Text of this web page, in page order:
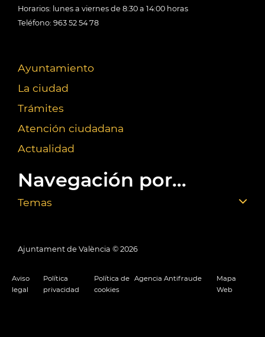
Horarios: lunes a viernes de 8:30 a 14:00 horas
Teléfono: 963 52 54 78
Ayuntamiento
La ciudad
Trámites
Atención ciudadana
Actualidad
Navegación por...
Temas
Ajuntament de València © 2026
Aviso
legal
Política
privacidad
Política de
cookies
Agencia Antifraude
Mapa
Web